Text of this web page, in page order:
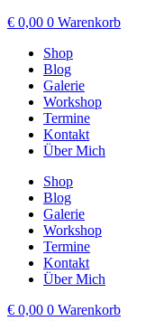
€ 0,00 0 Warenkorb
Shop
Blog
Galerie
Workshop
Termine
Kontakt
Über Mich
Shop
Blog
Galerie
Workshop
Termine
Kontakt
Über Mich
€ 0,00 0 Warenkorb